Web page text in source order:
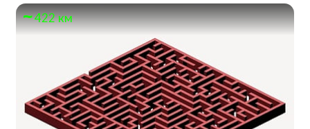
422 км